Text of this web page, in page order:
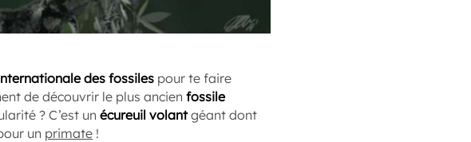
des fossiles pour te faire
de découvrir le plus ancien fossile
? C’est un écureuil volantgéant dont
un primate !